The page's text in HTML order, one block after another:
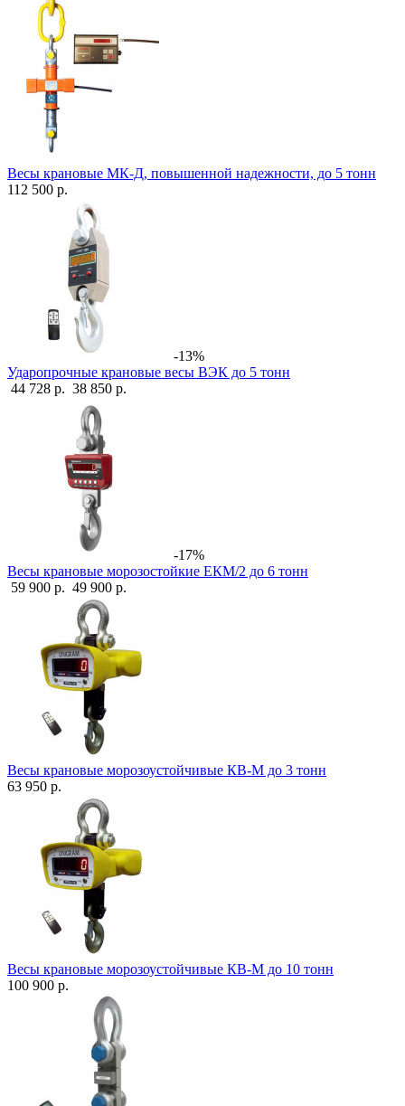
Весы крановые МК-Д, повышенной надежности, до 5 тонн
112 500 р.
-13%
Ударопрочные крановые весы ВЭК до 5 тонн
44 728 р. 38 850 р.
-17%
Весы крановые морозостойкие ЕКМ/2 до 6 тонн
59 900 р. 49 900 р.
Весы крановые морозоустойчивые КВ-М до 3 тонн
63 950 р.
Весы крановые морозоустойчивые КВ-М до 10 тонн
100 900 р.